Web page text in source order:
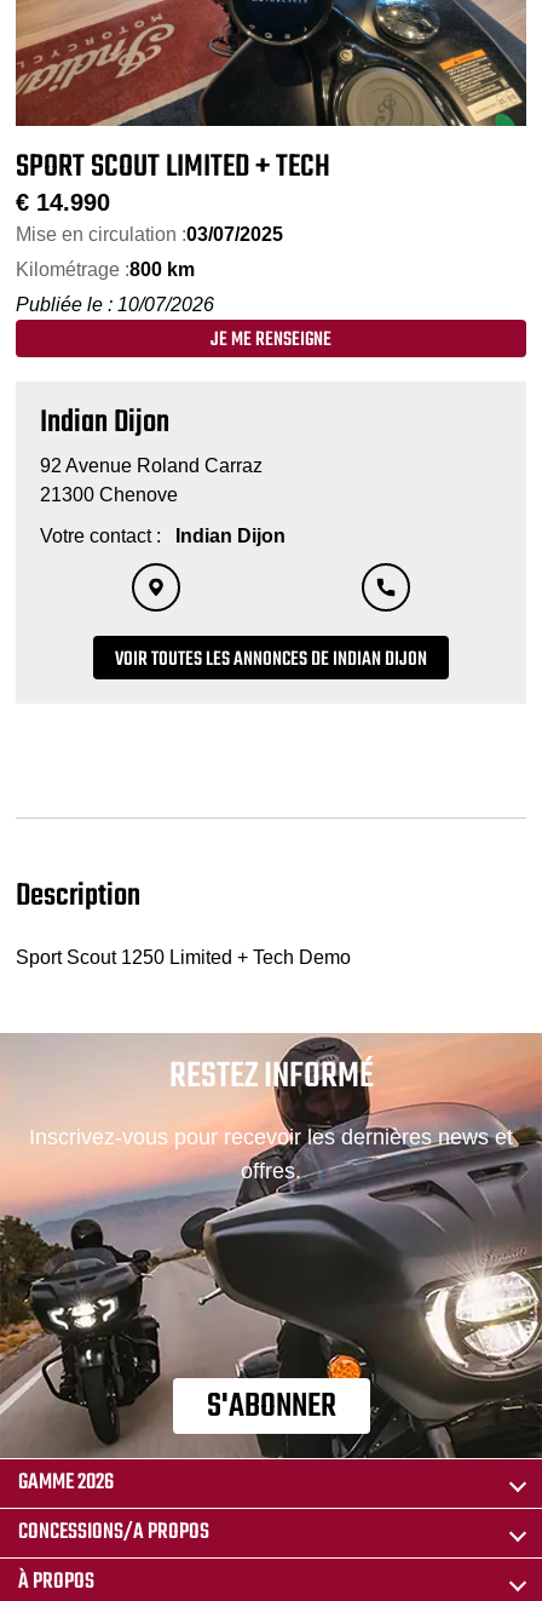
SPORT SCOUT LIMITED + TECH
€ 14.990
Mise en circulation :03/07/2025
Kilométrage :800 km
Publiée le : 10/07/2026
JE ME RENSEIGNE
Indian Dijon
92 Avenue Roland Carraz
21300 Chenove
Votre contact :
Indian Dijon
VOIR TOUTES LES ANNONCES DE INDIAN DIJON
Description
Sport Scout 1250 Limited + Tech Demo
RESTEZ INFORMÉ
Inscrivez-vous pour recevoir les dernières news et
offres.
S'ABONNER
GAMME 2026
CONCESSIONS/A PROPOS
À PROPOS